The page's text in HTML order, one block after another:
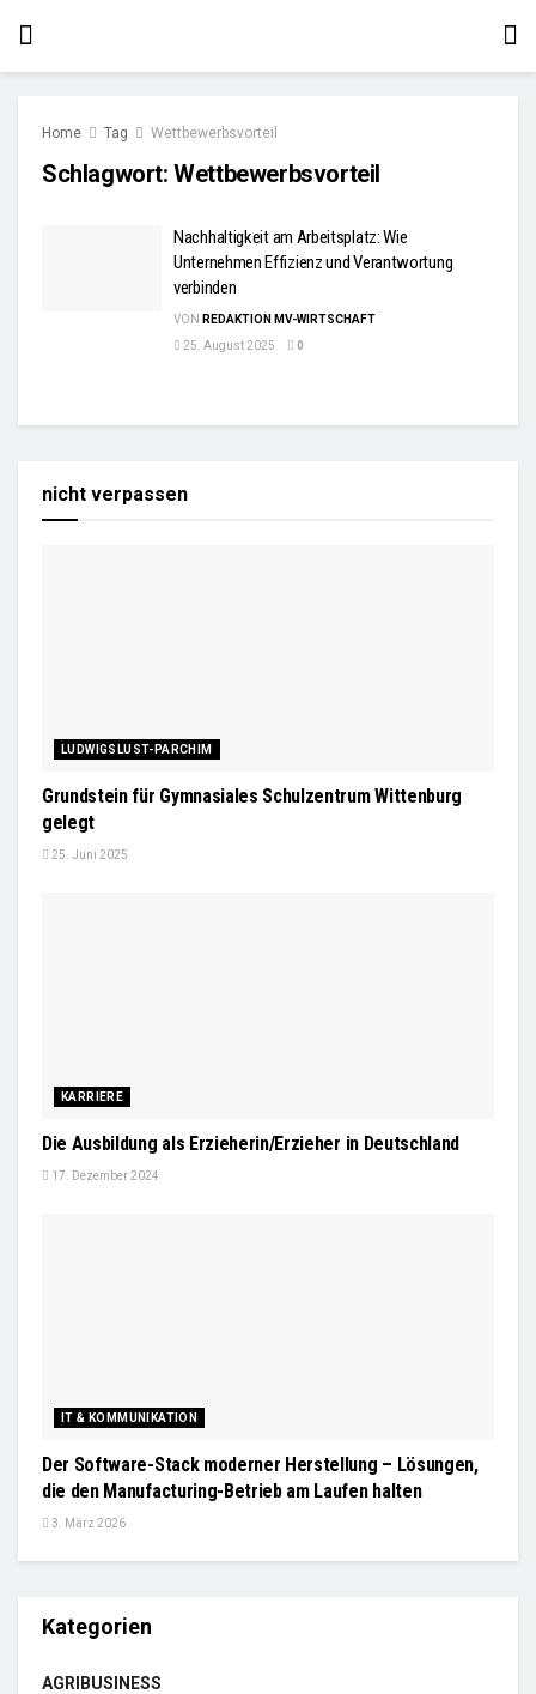
Home Tag Wettbewerbsvorteil
Schlagwort:Wettbewerbsvorteil
Nachhaltigkeit am Arbeitsplatz: Wie
Unternehmen Effizienz und Verantwortung
verbinden
VON REDAKTION MV-WIRTSCHAFT
25. August 2025
0
nicht verpassen
LUDWIGSLUST-PARCHIM
Grundstein für Gymnasiales Schulzentrum Wittenburg
gelegt
25. Juni 2025
KARRIERE
Die Ausbildung als Erzieherin/Erzieher in Deutschland
17. Dezember 2024
IT & KOMMUNIKATION
Der Software-Stack moderner Herstellung – Lösungen,
die den Manufacturing-Betrieb am Laufen halten
3. März 2026
Kategorien
AGRIBUSINESS